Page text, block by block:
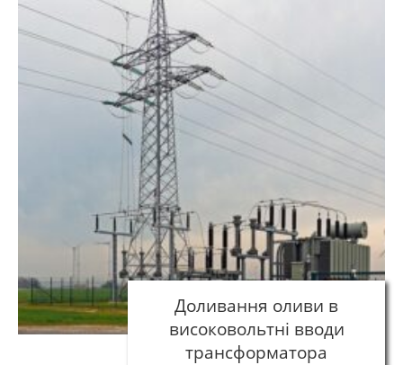
Доливання оливи в
високовольтні вводи
трансформатора